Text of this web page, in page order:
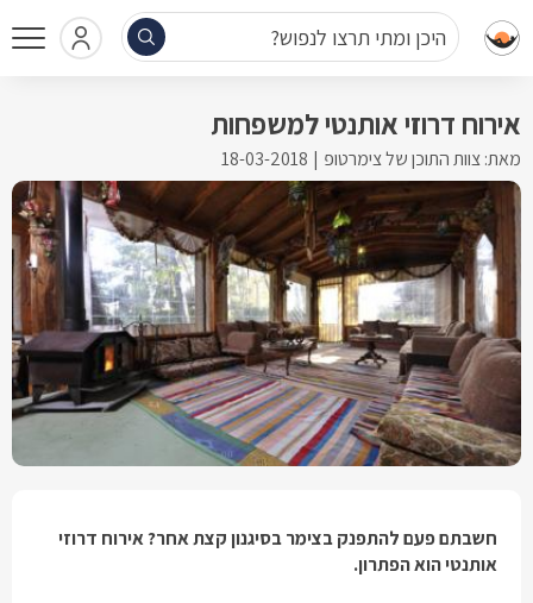
היכן ומתי תרצו לנפוש?
אירוח דרוזי אותנטי למשפחות
מאת: צוות התוכן של צימרטופ 18-03-2018
חשבתם פעם להתפנק בצימר בסיגנון קצת אחר? אירוח דרוזי
אותנטי הוא הפתרון.